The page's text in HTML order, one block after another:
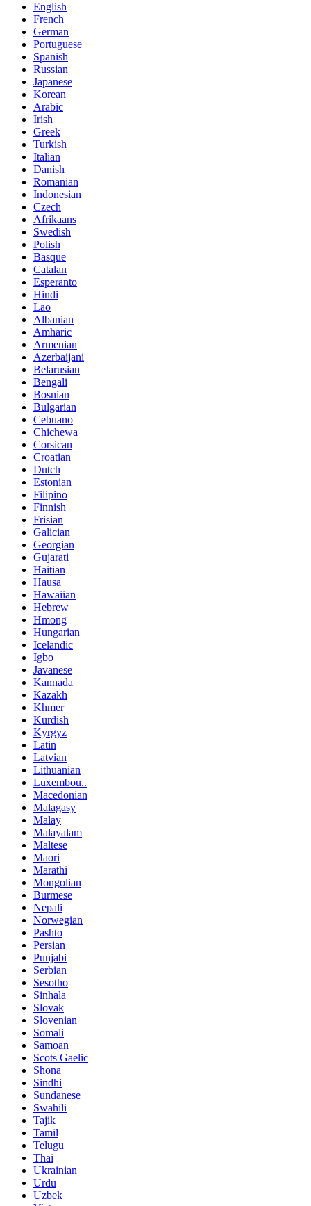
English
French
German
Portuguese
Spanish
Russian
Japanese
Korean
Arabic
Irish
Greek
Turkish
Italian
Danish
Romanian
Indonesian
Czech
Afrikaans
Swedish
Polish
Basque
Catalan
Esperanto
Hindi
Lao
Albanian
Amharic
Armenian
Azerbaijani
Belarusian
Bengali
Bosnian
Bulgarian
Cebuano
Chichewa
Corsican
Croatian
Dutch
Estonian
Filipino
Finnish
Frisian
Galician
Georgian
Gujarati
Haitian
Hausa
Hawaiian
Hebrew
Hmong
Hungarian
Icelandic
Igbo
Javanese
Kannada
Kazakh
Khmer
Kurdish
Kyrgyz
Latin
Latvian
Lithuanian
Luxembou..
Macedonian
Malagasy
Malay
Malayalam
Maltese
Maori
Marathi
Mongolian
Burmese
Nepali
Norwegian
Pashto
Persian
Punjabi
Serbian
Sesotho
Sinhala
Slovak
Slovenian
Somali
Samoan
Scots Gaelic
Shona
Sindhi
Sundanese
Swahili
Tajik
Tamil
Telugu
Thai
Ukrainian
Urdu
Uzbek